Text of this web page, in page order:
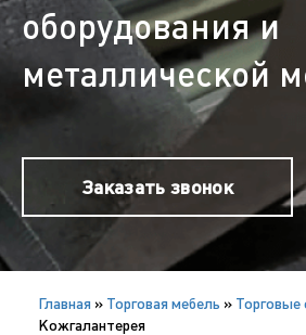
оборудования и
металлической
Заказать звонок
Главная » Торговая мебель » Торговые
Кожгалантерея